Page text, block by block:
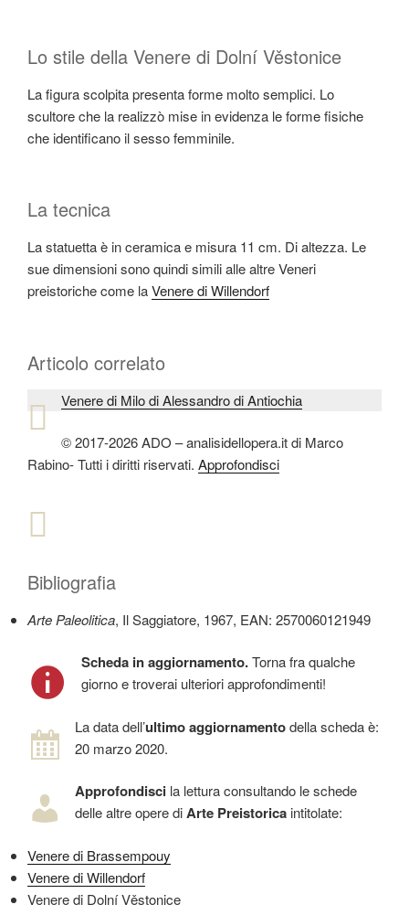
Lo stile della Venere di Dolní Věstonice
La figura scolpita presenta forme molto semplici. Lo
scultore che la realizzò mise in evidenza le forme fisiche
che identificano il sesso femminile.
La tecnica
La statuetta è in ceramica e misura 11 cm. Di altezza. Le
sue dimensioni sono quindi simili alle altre Veneri
preistoriche come laVenere di Willendorf
Articolo correlato
Venere di Milo di Alessandro di Antiochia
© 2017-2026 ADO – analisidellopera.it di Marco
Rabino- Tutti i diritti riservati. Approfondisci
Bibliografia
Arte Paleolitica, Il Saggiatore, 1967, EAN: 2570060121949
Scheda in aggiornamento.Torna fra qualche
giorno e troverai ulteriori approfondimenti!
La data dell’ultimo aggiornamentodella scheda è:
20 marzo 2020.
Approfondisci la lettura consultando le schede
delle altre opere diArte Preistorica intitolate:
Venere di Brassempouy
Venere di Willendorf
Venere di Dolní Věstonice